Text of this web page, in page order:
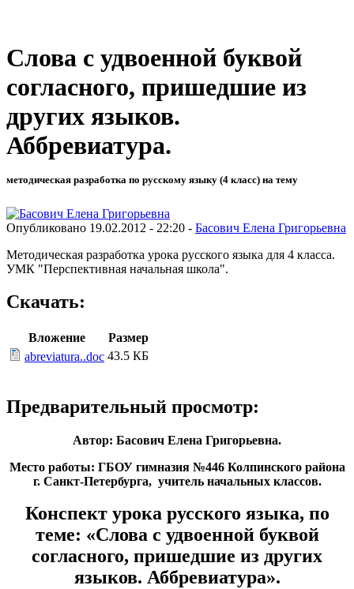
Слова с удвоенной буквой
согласного, пришедшие из
других языков.
Аббревиатура.
методическая разработка по русскому языку (4 класс) на тему
Опубликовано 19.02.2012 - 22:20 - Басович Елена Григорьевна
Методическая разработка урока русского языка для 4 класса.
УМК "Перспективная начальная школа".
Скачать:
Вложение
Размер
abreviatura..doc 43.5 КБ
Предварительный просмотр:
Автор: Басович Елена Григорьевна.
Место работы: ГБОУ гимназия №446 Колпинского района
г. Санкт-Петербурга, учитель начальных классов.
Конспект урока русского языка, по
теме: «Слова с удвоенной буквой
согласного, пришедшие из других
языков. Аббревиатура».